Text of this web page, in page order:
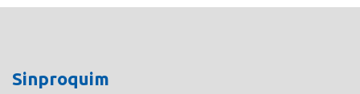
Sinproquim